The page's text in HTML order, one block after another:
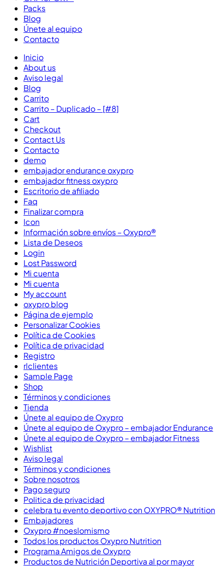
Packs
Blog
Únete al equipo
Contacto
Inicio
About us
Aviso legal
Blog
Carrito
Carrito – Duplicado – [#8]
Cart
Checkout
Contact Us
Contacto
demo
embajador endurance oxypro
embajador fitness oxypro
Escritorio de afiliado
Faq
Finalizar compra
Icon
Información sobre envíos – Oxypro®
Lista de Deseos
Login
Lost Password
Mi cuenta
Mi cuenta
My account
oxypro blog
Página de ejemplo
Personalizar Cookies
Política de Cookies
Política de privacidad
Registro
rlclientes
Sample Page
Shop
Términos y condiciones
Tienda
Únete al equipo de Oxypro
Únete al equipo de Oxypro – embajador Endurance
Únete al equipo de Oxypro – embajador Fitness
Wishlist
Aviso legal
Términos y condiciones
Sobre nosotros
Pago seguro
Politica de privacidad
celebra tu evento deportivo con OXYPRO® Nutrition
Embajadores
Oxypro #noeslomismo
Todos los productos Oxypro Nutrition
Programa Amigos de Oxypro
Productos de Nutrición Deportiva al por mayor